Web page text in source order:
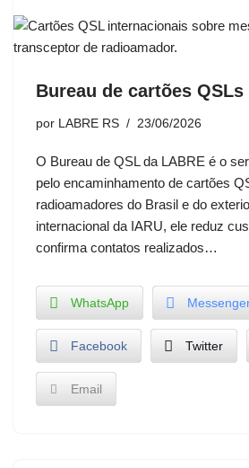
Bureau de cartões QSLs
por LABRE RS 23/06/2026
O Bureau de QSL da LABRE é o
pelo encaminhamento de cartões
radioamadores do Brasil e do
internacional da IARU, ele reduz
confirma contatos realizados…
WhatsApp
Facebook Twitter
Email